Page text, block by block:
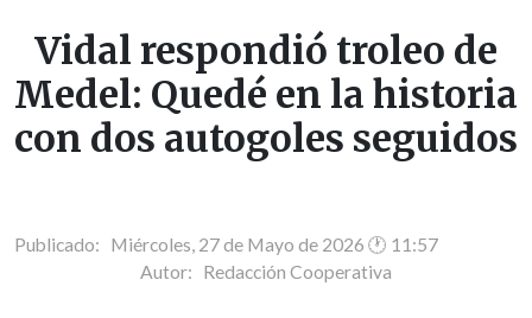
Vidal respondió troleo de
Medel: Quedé en la historia
con dos autogoles seguidos
Publicado: Miércoles, 27 de Mayo de 2026 🕐 11:57
Autor: Redacción Cooperativa